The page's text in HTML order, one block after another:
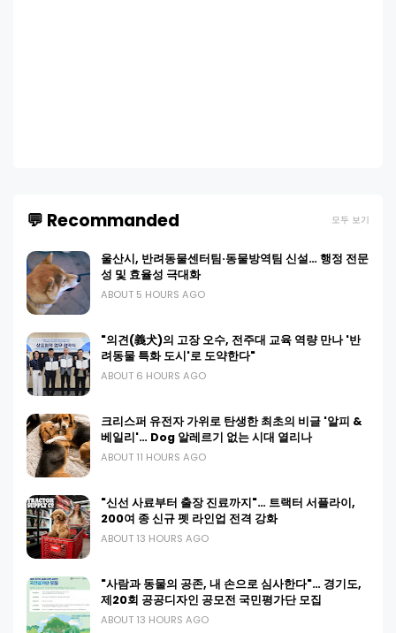
💬 Recommanded 모두 보기
울산시, 반려동물센터팀·동물방역팀 신설… 행정 전문
성 및 효율성 극대화
ABOUT 5 HOURS AGO
"의견(義犬)의 고장 오수, 전주대 교육 역량 만나 '반
려동물 특화 도시'로 도약한다"
ABOUT 6 HOURS AGO
크리스퍼 유전자 가위로 탄생한 최초의 비글 '알피 &
베일리'… Dog 알레르기 없는 시대 열리나
ABOUT 11 HOURS AGO
"신선 사료부터 출장 진료까지"… 트랙터 서플라이,
200여 종 신규 펫 라인업 전격 강화
ABOUT 13 HOURS AGO
"사람과 동물의 공존, 내 손으로 심사한다"… 경기도,
제20회 공공디자인 공모전 국민평가단 모집
ABOUT 13 HOURS AGO